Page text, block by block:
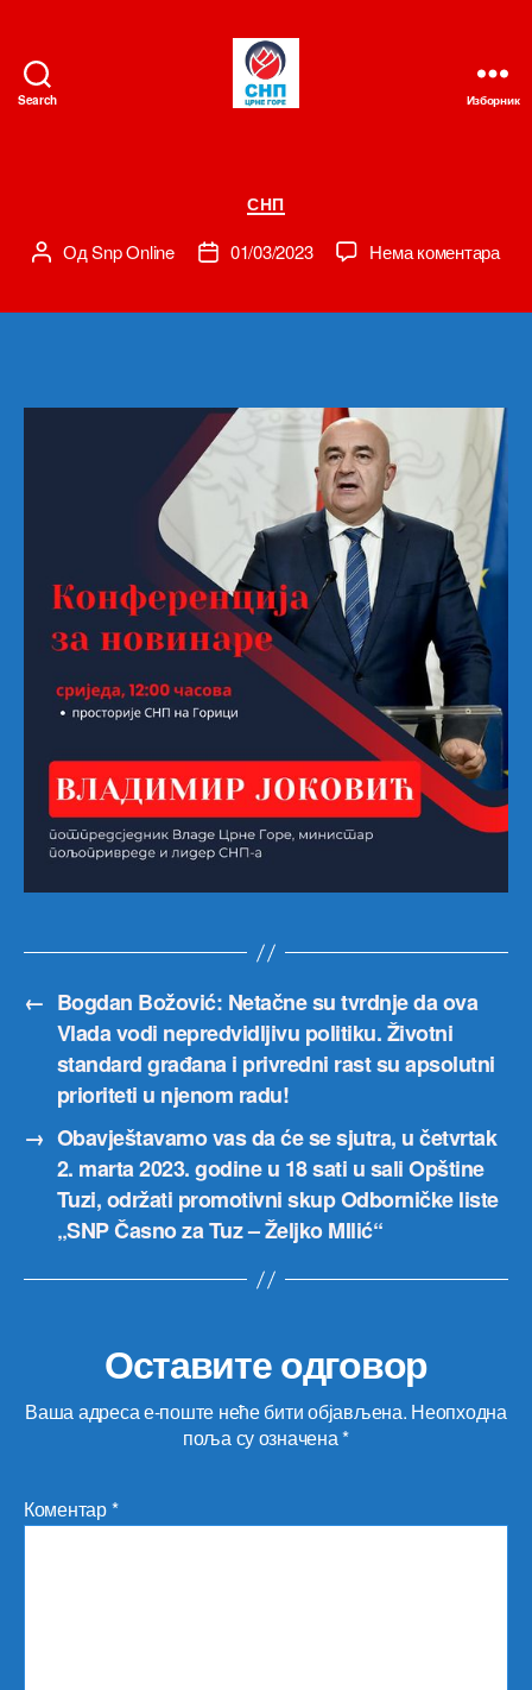
Search Изборник
Категорије
СНП
Аутор
ОдSnp Online
Датум01/03/2023 Нема коментарана
← Bogdan Božović: Netačne su tvrdnje da ova
Vlada vodi nepredvidljivu politiku. Životni
standard građana i privredni rast su apsolutni
prioriteti u njenom radu!
→ Obavještavamo vas da će se sjutra, u četvrtak
2. marta 2023. godine u 18 sati u sali Opštine
Tuzi, održati promotivni skup Odborničke liste
„SNP Časno za Tuz – Željko MIlić“
Оставите одговор
Ваша адреса е-поште неће бити објављена. Неопходна
поља су означена*
Коментар*